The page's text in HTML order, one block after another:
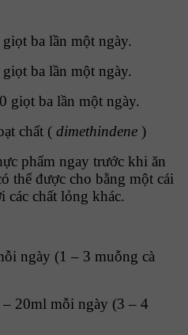
ba lần một ngày.
ba lần một ngày.
giọt ba lần một ngày.
chất ( dimethindene )
phẩm ngay trước khi ăn
thể được cho bằng một cái
chất lỏng khác.
ngày (1 – 3 muỗng cà
20ml mỗi ngày (3 – 4